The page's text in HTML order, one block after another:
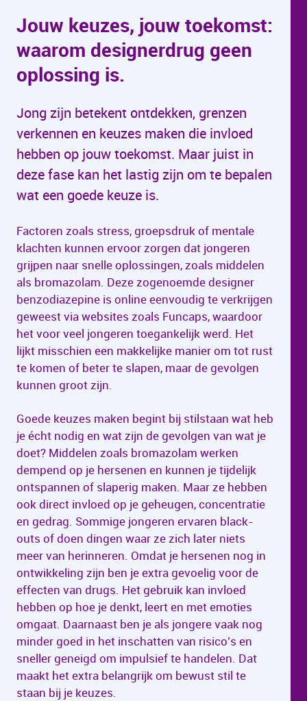
Jouw keuzes, jouw toekomst:
waarom designerdrug geen
oplossing is.
Jong zijn betekent ontdekken, grenzen
verkennen en keuzes maken die invloed
hebben op jouw toekomst. Maar juist in
deze fase kan het lastig zijn om te bepalen
wat een goede keuze is.
Factoren zoals stress, groepsdruk of mentale
klachten kunnen ervoor zorgen dat jongeren
grijpen naar snelle oplossingen, zoals middelen
als bromazolam. Deze zogenoemde designer
benzodiazepine is online eenvoudig te verkrijgen
geweest via websites zoals Funcaps, waardoor
het voor veel jongeren toegankelijk werd. Het
lijkt misschien een makkelijke manier om tot rust
te komen of beter te slapen, maar de gevolgen
kunnen groot zijn.
Goede keuzes maken begint bij stilstaan wat heb
je écht nodig en wat zijn de gevolgen van wat je
doet? Middelen zoals bromazolam werken
dempend op je hersenen en kunnen je tijdelijk
ontspannen of slaperig maken. Maar ze hebben
ook direct invloed op je geheugen, concentratie
en gedrag. Sommige jongeren ervaren black-
outs of doen dingen waar ze zich later niets
meer van herinneren. Omdat je hersenen nog in
ontwikkeling zijn ben je extra gevoelig voor de
effecten van drugs. Het gebruik kan invloed
hebben op hoe je denkt, leert en met emoties
omgaat. Daarnaast ben je als jongere vaak nog
minder goed in het inschatten van risico’s en
sneller geneigd om impulsief te handelen. Dat
maakt het extra belangrijk om bewust stil te
staan bij je keuzes.